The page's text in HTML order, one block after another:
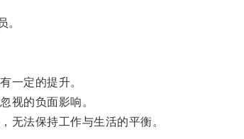
。
一定的提升。
视的负面影响。
法保持工作与生活的平衡。